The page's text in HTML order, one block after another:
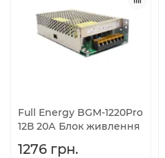
Full Energy BGM-1220Pro
12В 20А Блок живлення
1276 грн.